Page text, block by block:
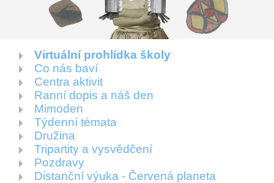
Virtuální
den
otevřených
dveří
Virtuální prohlídka školy
Co nás baví
Centra aktivit
Ranní dopis a náš den
Mimoden
Týdenní témata
Družina
Tripartity a vysvědčení
Pozdravy
Distanční výuka - Červená planeta